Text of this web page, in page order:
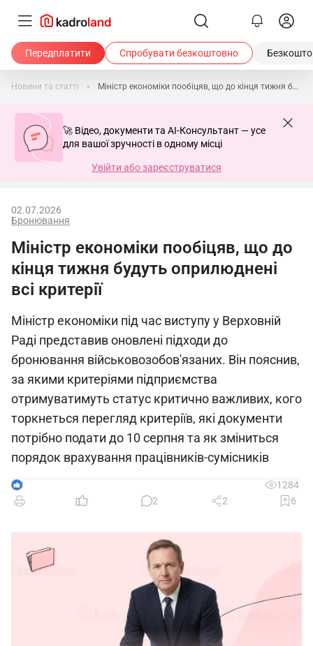
Передплатити Спробувати безкоштовно
Новини та статті Міністр економіки пообіцяв, що до кінця тижня будуть оприлюднені всі критерії
🚀 Відео, документи та AI-Консультант — усе
для вашої зручності в одному місці
Увійти або зареєструватися
Бронювання
02.07.2026
Міністр економіки пообіцяв, що до
кінця тижня будуть оприлюднені
всі критерії
Міністр економіки під час виступу у Верховній
Раді представив оновлені підходи до
бронювання військовозобов'язаних. Він пояснив,
за якими критеріями підприємства
отримуватимуть статус критично важливих, кого
торкнеться перегляд критеріїв, які документи
потрібно подати до 10 серпня та як зміниться
порядок врахування працівників-сумісників
3
1284
2
2 6